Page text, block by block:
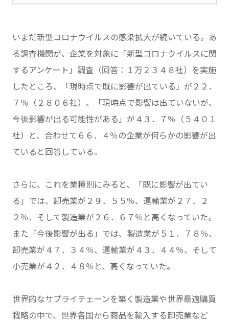
いまだ新型コロナウイルスの感染拡大が続いている。あ
る調査機関が、企業を対象に「新型コロナウイルスに関
するアンケート」調査（回答：１万２３４８社）を実施
したところ、「現時点で既に影響が出ている」が２２．
７％（２８０６社）、「現時点で影響は出ていないが、
今後影響が出る可能性がある」が４３．７％（５４０１
社）と、合わせて６６．４％の企業が何らかの影響が出
ていると回答している。
さらに、これを業種別にみると、「既に影響が出てい
る」では、卸売業が２９．５５％、運輸業が２７．２
２％、そして製造業が２６．６７％と高くなっていた。
また「今後影響が出る」では、製造業が５１．７８％、
卸売業が４７．３４％、運輸業が４３．４４％、そして
小売業が４２．４８％と、高くなっていた。
世界的なサプライチェーンを築く製造業や世界最適購買
戦略の中で、世界各国から商品を輸入する卸売業など